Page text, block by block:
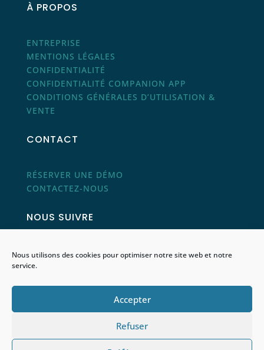
Nous utilisons des cookies pour optimiser notre site web et notre
service.
Accepter
Refuser
À PROPOS
ENTREPRISE
MENTIONS LÉGALES
CONFIDENTIALITÉ
CONFIDENTIALITÉ COMPANION APP
CONDITIONS GÉNÉRALES D’UTILISATION &
VENTE
CONTACT
RÉSERVER UNE DÉMO
CONTACTEZ-NOUS
NOUS SUIVRE
© 2026 Pharmony SA, all rights reserved